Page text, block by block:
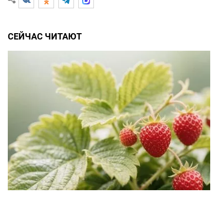
СЕЙЧАС ЧИТАЮТ